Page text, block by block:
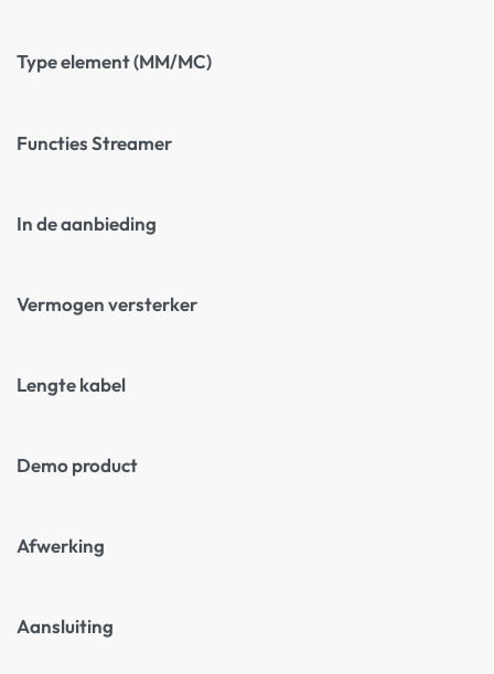
Type element (MM/MC)
Functies Streamer
In de aanbieding
Vermogen versterker
Lengte kabel
Demo product
Afwerking
Aansluiting